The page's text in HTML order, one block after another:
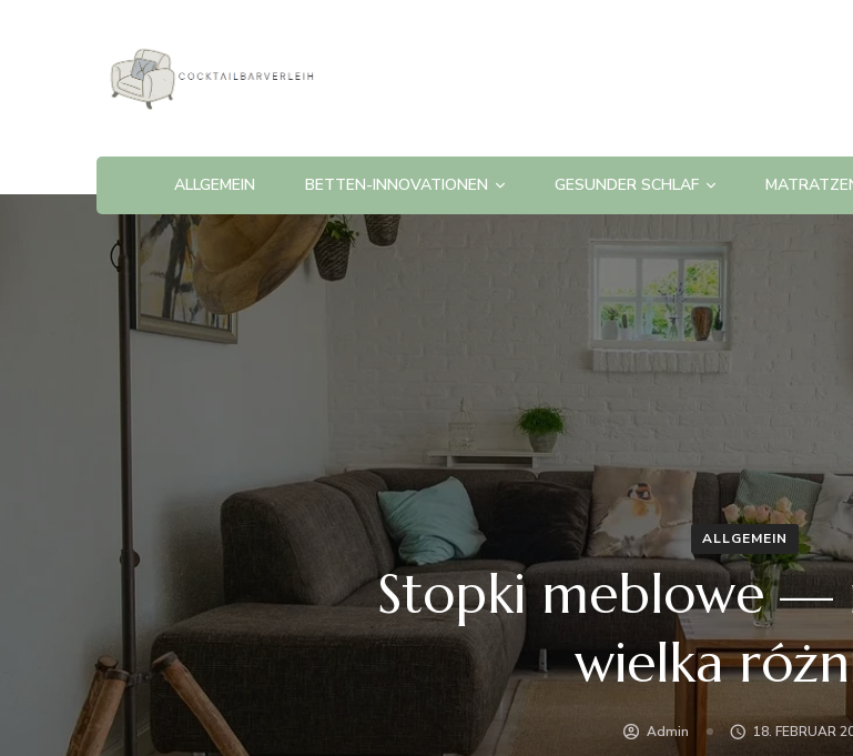
Cocktailbarverleih
ALLGEMEIN BETTEN-INNOVATIONEN GESUNDER SCHLAF
ALLGEMEIN
Stopki meblowe —
wielka
Admin 18. FEBRUAR